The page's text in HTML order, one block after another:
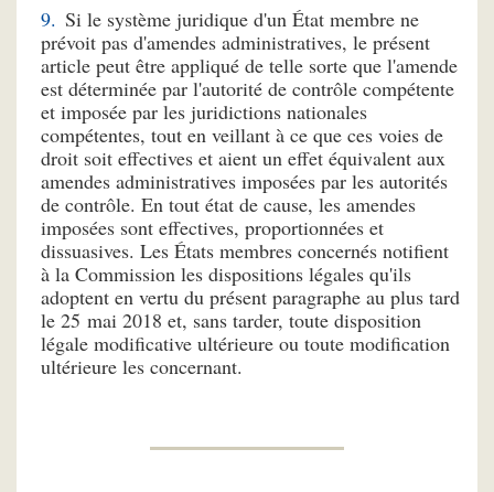
Si le système juridique d'un État membre ne
prévoit pas d'amendes administratives, le présent
article peut être appliqué de telle sorte que l'amende
est déterminée par l'autorité de contrôle compétente
et imposée par les juridictions nationales
compétentes, tout en veillant à ce que ces voies de
droit soit effectives et aient un effet équivalent aux
amendes administratives imposées par les autorités
de contrôle. En tout état de cause, les amendes
imposées sont effectives, proportionnées et
dissuasives. Les États membres concernés notifient
à la Commission les dispositions légales qu'ils
adoptent en vertu du présent paragraphe au plus tard
le 25 mai 2018 et, sans tarder, toute disposition
légale modificative ultérieure ou toute modification
ultérieure les concernant.